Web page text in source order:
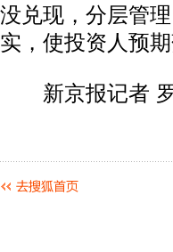
没兑现，分层管
实，使投资人预
新京报记者